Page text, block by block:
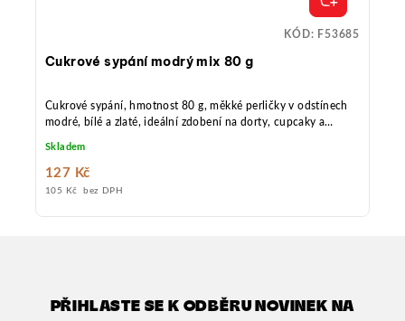
Cukrové sypání modrý mix 80 g
Skladem
105 Kč bez DPH
127 Kč
Cukrové sypání, hmotnost 80 g, měkké perličky v odstínech
modré, bílé a zlaté, ideální zdobení na dorty, cupcaky a
KÓD: F53685
PŘIHLASTE SE K ODBĚRU NOVINEK NA